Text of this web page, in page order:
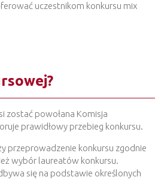
uczestnikom konkursu mix
zostać powołana Komisja
prawidłowy przebieg konkursu.
przeprowadzenie konkursu zgodnie
wybór laureatów konkursu.
się na podstawie określonych